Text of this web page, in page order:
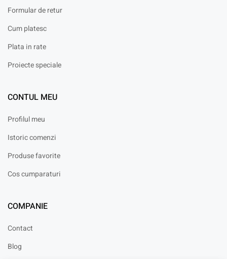
Formular de retur
Cum platesc
Plata in rate
Proiecte speciale
CONTUL MEU
Profilul meu
Istoric comenzi
Produse favorite
Cos cumparaturi
COMPANIE
Contact
Blog